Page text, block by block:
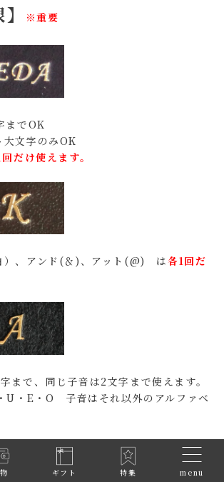
ギフト 特集 menu
※重要
までOK
大文字のみOK
だけ使えます。
）、アンド(＆)、アット(@) は各1回だ
まで、同じ子音は2文字まで使えます。
U・E・O 子音はそれ以外のアルファベ